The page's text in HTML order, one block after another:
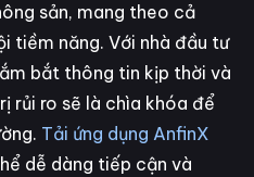
sản, mang theo cả
tiềm năng. Với nhà đầu tư
bắt thông tin kịp thời và
rủi ro sẽ là chìa khóa để
Tải ứng dụng AnfinX
dễ dàng tiếp cận và